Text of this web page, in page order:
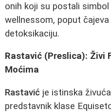
onih koji su postali
wellnessom, poput
detoksikaciju.
Rastavić (Preslica): Živi
Moćima
Rastavić je istinska
predstavnik klase